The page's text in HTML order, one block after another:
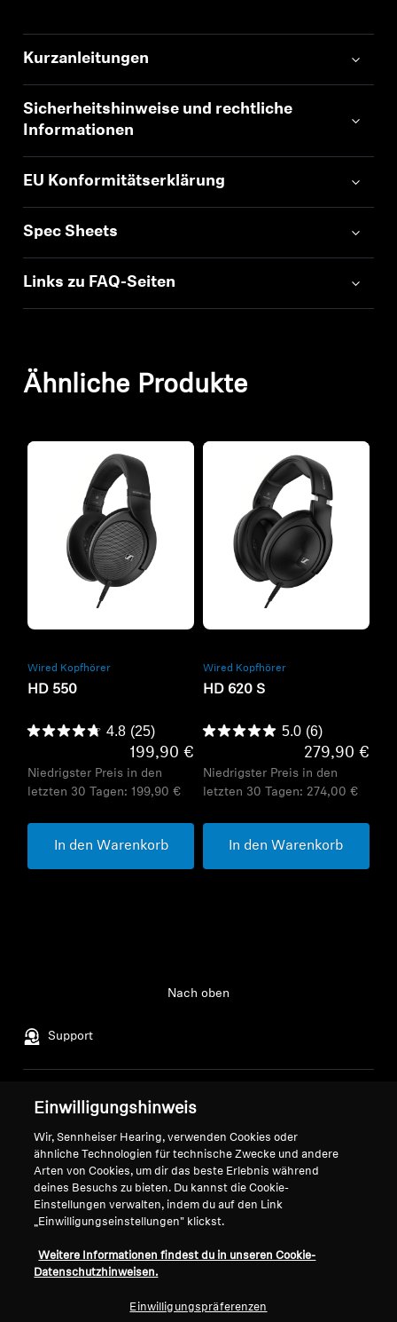
Kurzanleitungen
Sicherheitshinweise und rechtliche
Informationen
EU Konformitätserklärung
Spec Sheets
Links zu FAQ-Seiten
Ähnliche Produkte
Wired Kopfhörer
HD 550
4.8 (25)
199,90 €
Niedrigster Preis in den
letzten 30 Tagen: 199,90 €
In den Warenkorb
Wired Kopfhörer
HD 620 S
5.0 (6)
279,90 €
Niedrigster Preis in den
letzten 30 Tagen: 274,00 €
In den Warenkorb
Support
Nach oben
Impressum
Vertrag widerrufen
Globale Datenschutzrichtlinie
Allgemeine
Geschäftsbedingungen für
Koordinierte Richtlinie zur
Offenlegung von Schwachstellen
Karriere bei Sonova
Pressekontakte
Sennheiser Consumer
Einwilligungshinweis
Wir, Sennheiser Hearing, verwenden Cookies oder
ähnliche Technologien für technische Zwecke und andere
Arten von Cookies, um dir das beste Erlebnis während
deines Besuchs zu bieten. Du kannst die Cookie-
Einstellungen verwalten, indem du auf den Link
„Einwilligungseinstellungen" klickst.
Weitere Informationen findest du in unseren Cookie-
Datenschutzhinweisen.
Einwilligungspräferenzen